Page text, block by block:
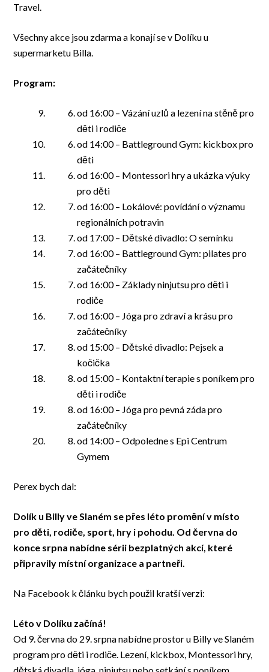
Travel.
Všechny akce jsou zdarma a konají se v Dolíku u
supermarketu Billa.
Program:
od 16:00 – Vázání uzlů a lezení na stěně pro
děti i rodiče
od 14:00 – Battleground Gym: kickbox pro
děti
od 16:00 – Montessori hry a ukázka výuky
pro děti
od 16:00 – Lokálové: povídání o významu
regionálních potravin
od 17:00 – Dětské divadlo: O semínku
od 16:00 – Battleground Gym: pilates pro
začátečníky
od 16:00 – Základy ninjutsu pro děti i
rodiče
od 16:00 – Jóga pro zdraví a krásu pro
začátečníky
od 15:00 – Dětské divadlo: Pejsek a
kočička
od 15:00 – Kontaktní terapie s poníkem pro
děti i rodiče
od 16:00 – Jóga pro pevná záda pro
začátečníky
od 14:00 – Odpoledne s Epi Centrum
Gymem
Perex bych dal:
Dolík u Billy ve Slaném se přes léto promění v místo
pro děti, rodiče, sport, hry i pohodu. Od června do
konce srpna nabídne sérii bezplatných akcí, které
připravily místní organizace a partneři.
Na Facebook k článku bych použil kratší verzi:
Léto v Dolíku začíná!
Od 9. června do 29. srpna nabídne prostor u Billy ve Slaném
program pro děti i rodiče. Lezení, kickbox, Montessori hry,